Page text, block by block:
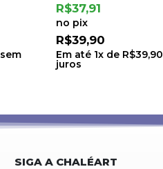
sem
R$85,41
no pix
R$89,90
Em até 1x de R$89,90
juros
SIGA A CHALÉART